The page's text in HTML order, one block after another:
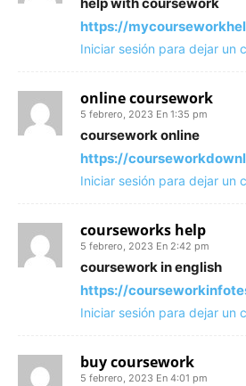
https://
Iniciar sesión para dejar un
online coursework
5 febrero, 2023 En 1:35 pm
coursework online
https://
Iniciar sesión para dejar un
courseworks help
5 febrero, 2023 En 2:42 pm
coursework in english
https://
Iniciar sesión para dejar un
buy coursework
5 febrero, 2023 En 4:01 pm